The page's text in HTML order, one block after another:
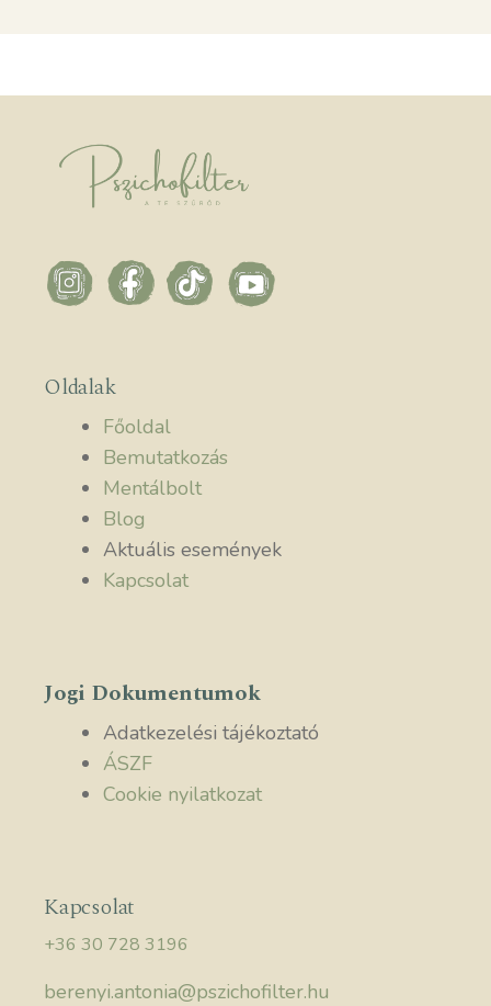
Oldalak
Főoldal
Bemutatkozás
Mentálbolt
Blog
Aktuális események
Kapcsolat
Jogi Dokumentumok
Adatkezelési tájékoztató
ÁSZF
Cookie nyilatkozat
Kapcsolat
+36 30 728 3196
berenyi.antonia@pszichofilter.hu